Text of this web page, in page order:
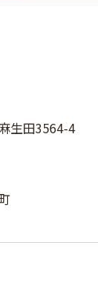
生田3564-4